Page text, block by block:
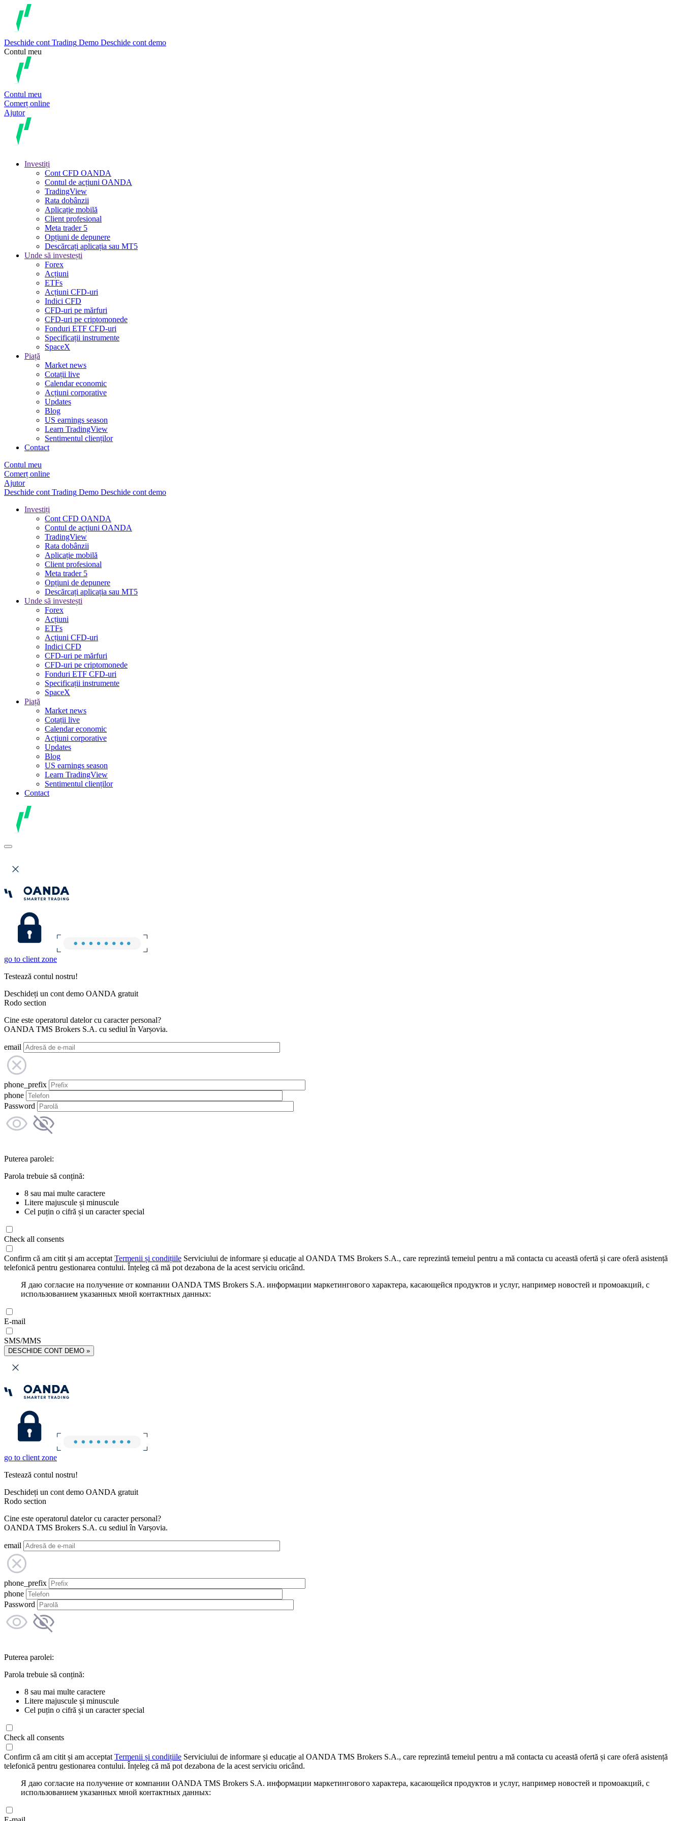
Deschide cont Trading Demo Deschide cont demo
Contul meu
Contul meu
Comerț online
Ajutor
Investiți
Cont CFD OANDA
Contul de acțiuni OANDA
TradingView
Rata dobânzii
Aplicație mobilă
Client profesional
Meta trader 5
Opțiuni de depunere
Descărcați aplicația sau MT5
Unde să investești
Forex
Acțiuni
ETFs
Acțiuni CFD-uri
Indici CFD
CFD-uri pe mărfuri
CFD-uri pe criptomonede
Fonduri ETF CFD-uri
Specificații instrumente
SpaceX
Piață
Market news
Cotații live
Calendar economic
Acțiuni corporative
Updates
Blog
US earnings season
Learn TradingView
Sentimentul clienților
Contact
Contul meu
Comerț online
Ajutor
Deschide cont Trading Demo Deschide cont demo
Investiți
Cont CFD OANDA
Contul de acțiuni OANDA
TradingView
Rata dobânzii
Aplicație mobilă
Client profesional
Meta trader 5
Opțiuni de depunere
Descărcați aplicația sau MT5
Unde să investești
Forex
Acțiuni
ETFs
Acțiuni CFD-uri
Indici CFD
CFD-uri pe mărfuri
CFD-uri pe criptomonede
Fonduri ETF CFD-uri
Specificații instrumente
SpaceX
Piață
Market news
Cotații live
Calendar economic
Acțiuni corporative
Updates
Blog
US earnings season
Learn TradingView
Sentimentul clienților
Contact
go to client zone
Testează contul nostru!
Deschideți un cont demo OANDA gratuit
Rodo section
Cine este operatorul datelor cu caracter personal?
OANDA TMS Brokers S.A. cu sediul în Varșovia.
email
phone_prefix
phone
Password
Puterea parolei:
Parola trebuie să conțină:
8 sau mai multe caractere
Litere majuscule și minuscule
Cel puțin o cifră și un caracter special
Check all consents
Confirm că am citit și am acceptat Termenii și condițiile Serviciului de informare și educație al OANDA TMS Brokers S.A., care reprezintă temeiul pentru a mă contacta cu această ofertă și care oferă asistență
telefonică pentru gestionarea contului. Înțeleg că mă pot dezabona de la acest serviciu oricând.
Я даю согласие на получение от компании OANDA TMS Brokers S.A. информации маркетингового характера, касающейся продуктов и услуг, например новостей и промоакций, с
использованием указанных мной контактных данных:
E-mail
SMS/MMS
DESCHIDE CONT DEMO »
go to client zone
Testează contul nostru!
Deschideți un cont demo OANDA gratuit
Rodo section
Cine este operatorul datelor cu caracter personal?
OANDA TMS Brokers S.A. cu sediul în Varșovia.
email
phone_prefix
phone
Password
Puterea parolei:
Parola trebuie să conțină:
8 sau mai multe caractere
Litere majuscule și minuscule
Cel puțin o cifră și un caracter special
Check all consents
Confirm că am citit și am acceptat Termenii și condițiile Serviciului de informare și educație al OANDA TMS Brokers S.A., care reprezintă temeiul pentru a mă contacta cu această ofertă și care oferă asistență
telefonică pentru gestionarea contului. Înțeleg că mă pot dezabona de la acest serviciu oricând.
Я даю согласие на получение от компании OANDA TMS Brokers S.A. информации маркетингового характера, касающейся продуктов и услуг, например новостей и промоакций, с
использованием указанных мной контактных данных: